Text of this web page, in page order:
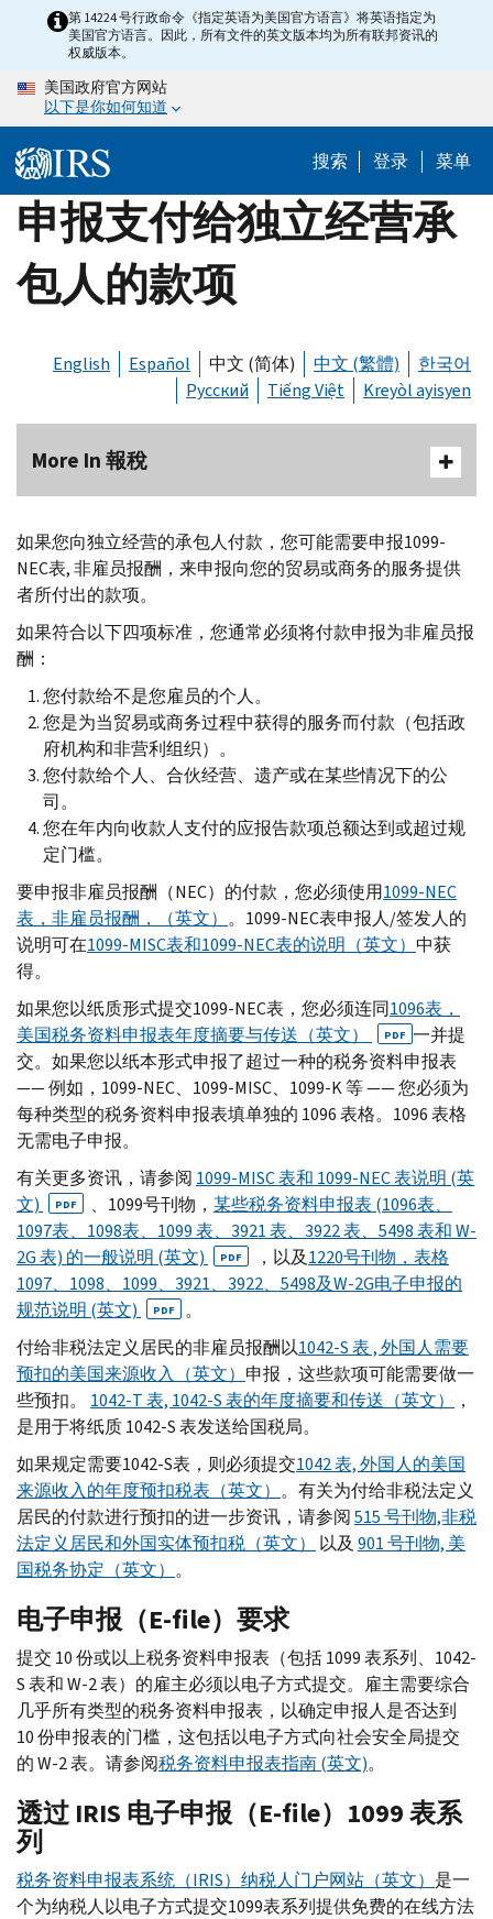
content
第 14224 号行政命令《指定英语为美国官方语言》将英语指定为
美国官方语言。因此，所有文件的英文版本均为所有联邦资讯的
权威版本。
美国政府官方网站
以下是你如何知道
搜索 登录 菜单
申报支付给独立经营承
包人的款项
English Español 中文 (简体) 中文 (繁體)
한국어
Русский
Tiếng Việt Kreyòl ayisyen
More In 報稅
如果您向独立经营的承包人付款，您可能需要申报1099-
NEC表, 非雇员报酬，来申报向您的贸易或商务的服务提供
者所付出的款项。
如果符合以下四项标准，您通常必须将付款申报为非雇员报
酬：
您付款给不是您雇员的个人。
您是为当贸易或商务过程中获得的服务而付款（包括政
府机构和非营利组织）。
您付款给个人、合伙经营、遗产或在某些情况下的公
司。
您在年内向收款人支付的应报告款项总额达到或超过规
定门槛。
要申报非雇员报酬（NEC）的付款，您必须使用1099-NEC
表，非雇员报酬，（英文） 。1099-NEC表申报人/签发人的
说明可在1099-MISC表和1099-NEC表的说明（英文） 中获
得。
如果您以纸质形式提交1099-NEC表，您必须连同1096表，
美国税务资料申报表年度摘要与传送（英文）
PDF 一并提
交。如果您以纸本形式申报了超过一种的税务资料申报表
—— 例如，1099-NEC、1099-MISC、1099-K 等 —— 您必须为
每种类型的税务资料申报表填单独的 1096 表格。1096 表格
无需电子申报。
有关更多资讯，请参阅 1099-MISC 表和 1099-NEC 表说明 (英
文)
PDF 、1099号刊物， 某些税务资料申报表 (1096表、
1097表、1098表、1099 表、3921 表、3922 表、5498 表和 W-
2G 表) 的一般说明 (英文)
PDF ，以及1220号刊物，表格
1097、1098、1099、3921、3922、5498及W-2G电子申报的
规范说明 (英文)
PDF
。
付给非税法定义居民的非雇员报酬以1042-S 表 , 外国人需要
预扣的美国来源收入（英文） 申报，这些款项可能需要做一
些预扣。 1042-T 表, 1042-S 表的年度摘要和传送（英文）
，
是用于将纸质 1042-S 表发送给国税局。
如果规定需要1042-S表，则必须提交1042 表, 外国人的美国
来源收入的年度预扣税表（英文） 。有关为付给非税法定义
居民的付款进行预扣的进一步资讯，请参阅515 号刊物,非税
法定义居民和外国实体预扣税（英文）
以及 901 号刊物, 美
国税务协定（英文） 。
电子申报（E-file）要求
提交 10 份或以上税务资料申报表（包括 1099 表系列、1042-
S 表和 W-2 表）的雇主必须以电子方式提交。雇主需要综合
几乎所有类型的税务资料申报表，以确定申报人是否达到
10 份申报表的门槛，这包括以电子方式向社会安全局提交
的 W-2 表。请参阅税务资料申报表指南 (英文)。
透过 IRIS 电子申报（E-file）1099 表系
列
税务资料申报表系统（IRIS）纳税人门户网站（英文） 是一
个为纳税人以电子方式提交1099表系列提供免费的在线方法